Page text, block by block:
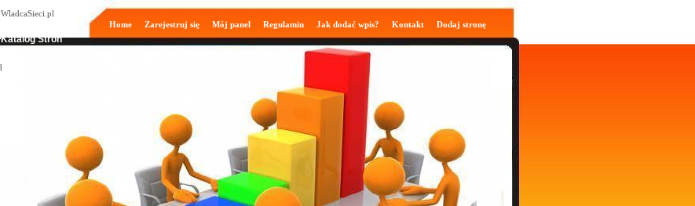
WladcaSieci.pl
Katalog Stron
Home Zarejestruj się Mój panel Regulamin Jak dodać wpis? Kontakt Dodaj stronę